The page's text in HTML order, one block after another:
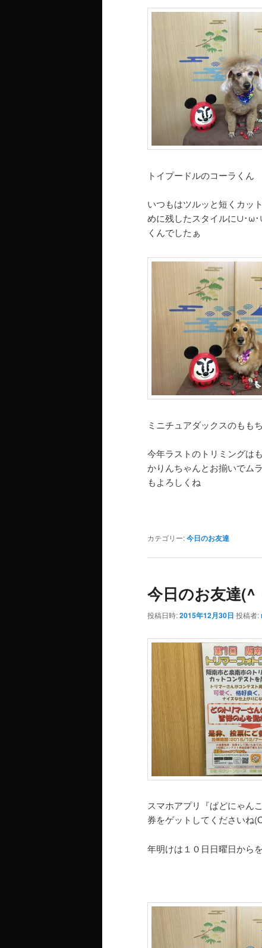
トイプードルのコーラくん
いつもはツルッと短くカッ
めに残したスタイルに∪･ω
くんでしたぁ
ミニチュアダックスのもも
今年ラストのトリミングは
かりんちゃんとお揃いでム
もよろしくね
カテゴリー:今日のお友達
今日のお友達(^
投稿日時:2015年12月30日 投稿者:
スマホアプリ『ぱどにゃん
券をゲットしてくださいね
年明けは１０日日曜日から